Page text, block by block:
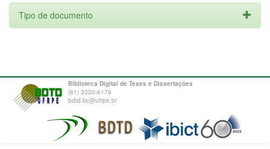
Tipo de documento
Biblioteca Digital de Teses e Dissertações
(81) 3320-6179
bdtd.bc@ufrpe.br